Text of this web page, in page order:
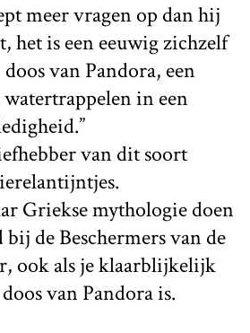
meer vragen op dan hij
het is een eeuwig zichzelf
van Pandora, een
in een
van dit soort
Griekse mythologie doen
bij de Beschermers van de
ook als je klaarblijkelijk
van Pandora is.